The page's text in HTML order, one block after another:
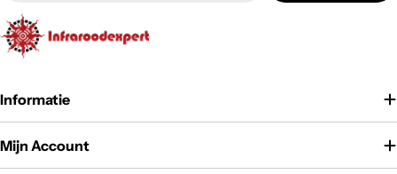
Informatie
Mijn Account